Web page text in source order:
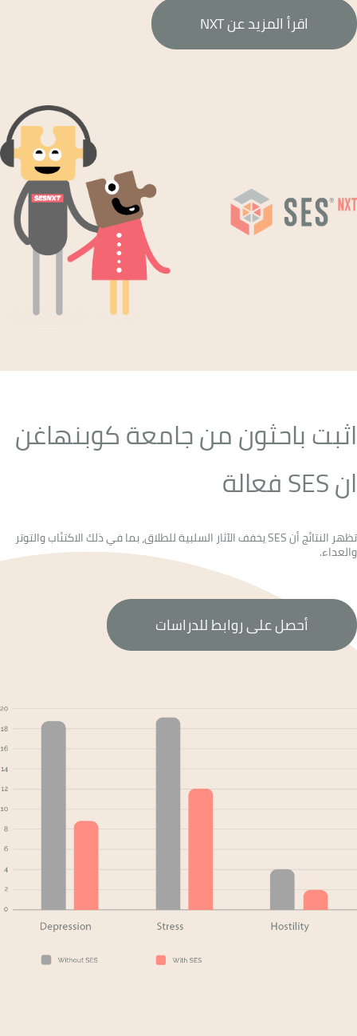
اقرأ المزيد عن NXT
اثبت باحثون من جامعة كوبنهاغن
ان SES فعالة
تظهر النتائج أن SES يخفف الآثار السلبية للطلاق، بما في ذلك الاكتئاب والتوتر
والعداء.
أحصل على روابط للدراسات